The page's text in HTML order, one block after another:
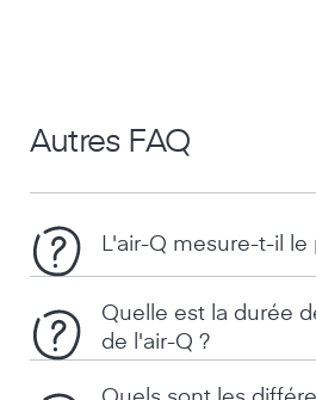
Autres FAQ
L'air-Q mesure-t-il le
Quelle est la durée
de l'air-Q ?